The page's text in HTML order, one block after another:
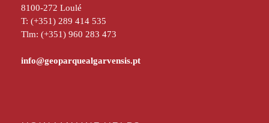
8100-272 Loulé
T: (+351) 289 414 535
Tlm: (+351) 960 283 473